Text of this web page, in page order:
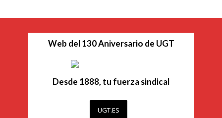
Web del 130 Aniversario de UGT
Desde 1888, tu fuerza sindical
UGT.ES